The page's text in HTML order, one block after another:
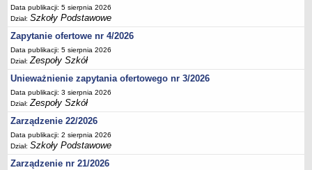
Ogłoszenie
Zarządzenia
Kontrole
Rejestry, ewidencje, archiwa
Sprawozdania
Deklaracja dostępności
PORADNIE PSYCHOLOGICZNO-PEDAGOGICZNE
Zespół Poradni
BIURO FINANSÓW OŚWIATY
Dane podstawowe
Data publikacji: 5 sierpnia 2026
Dział:Szkoły Podstawowe
Zapytanie ofertowe nr 4/2026
Data publikacji: 5 sierpnia 2026
Dział:Zespoły Szkół
Unieważnienie zapytania ofertowego nr 3/2026
Data publikacji: 3 sierpnia 2026
Dział:Zespoły Szkół
Zarządzenie 22/2026
Data publikacji: 2 sierpnia 2026
Dział:Szkoły Podstawowe
Zarządzenie nr 21/2026